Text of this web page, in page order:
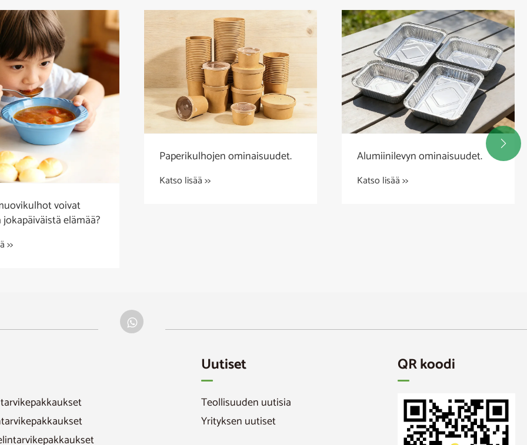
voivat
elämää?
>>
Paperikulhojen ominaisuudet.
Katso lisää >>
Alumiinilevyn ominaisuudet.
Katso lisää >>

Uutiset
Teollisuuden uutisia
Yrityksen uutiset
QR koodi